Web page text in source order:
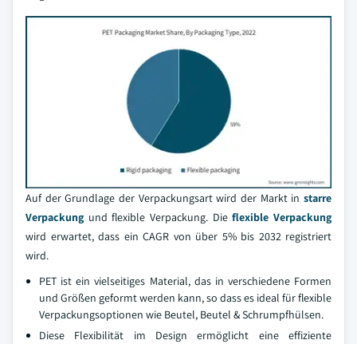
Auf der Grundlage der Verpackungsart wird der Markt in starre
Verpackung und flexible Verpackung. Dieflexible Verpackung
wird erwartet, dass ein CAGR von über 5% bis 2032 registriert
wird.
PET ist ein vielseitiges Material, das in verschiedene Formen
und Größen geformt werden kann, so dass es ideal für flexible
Verpackungsoptionen wie Beutel, Beutel & Schrumpfhülsen.
Diese Flexibilität im Design ermöglicht eine effiziente